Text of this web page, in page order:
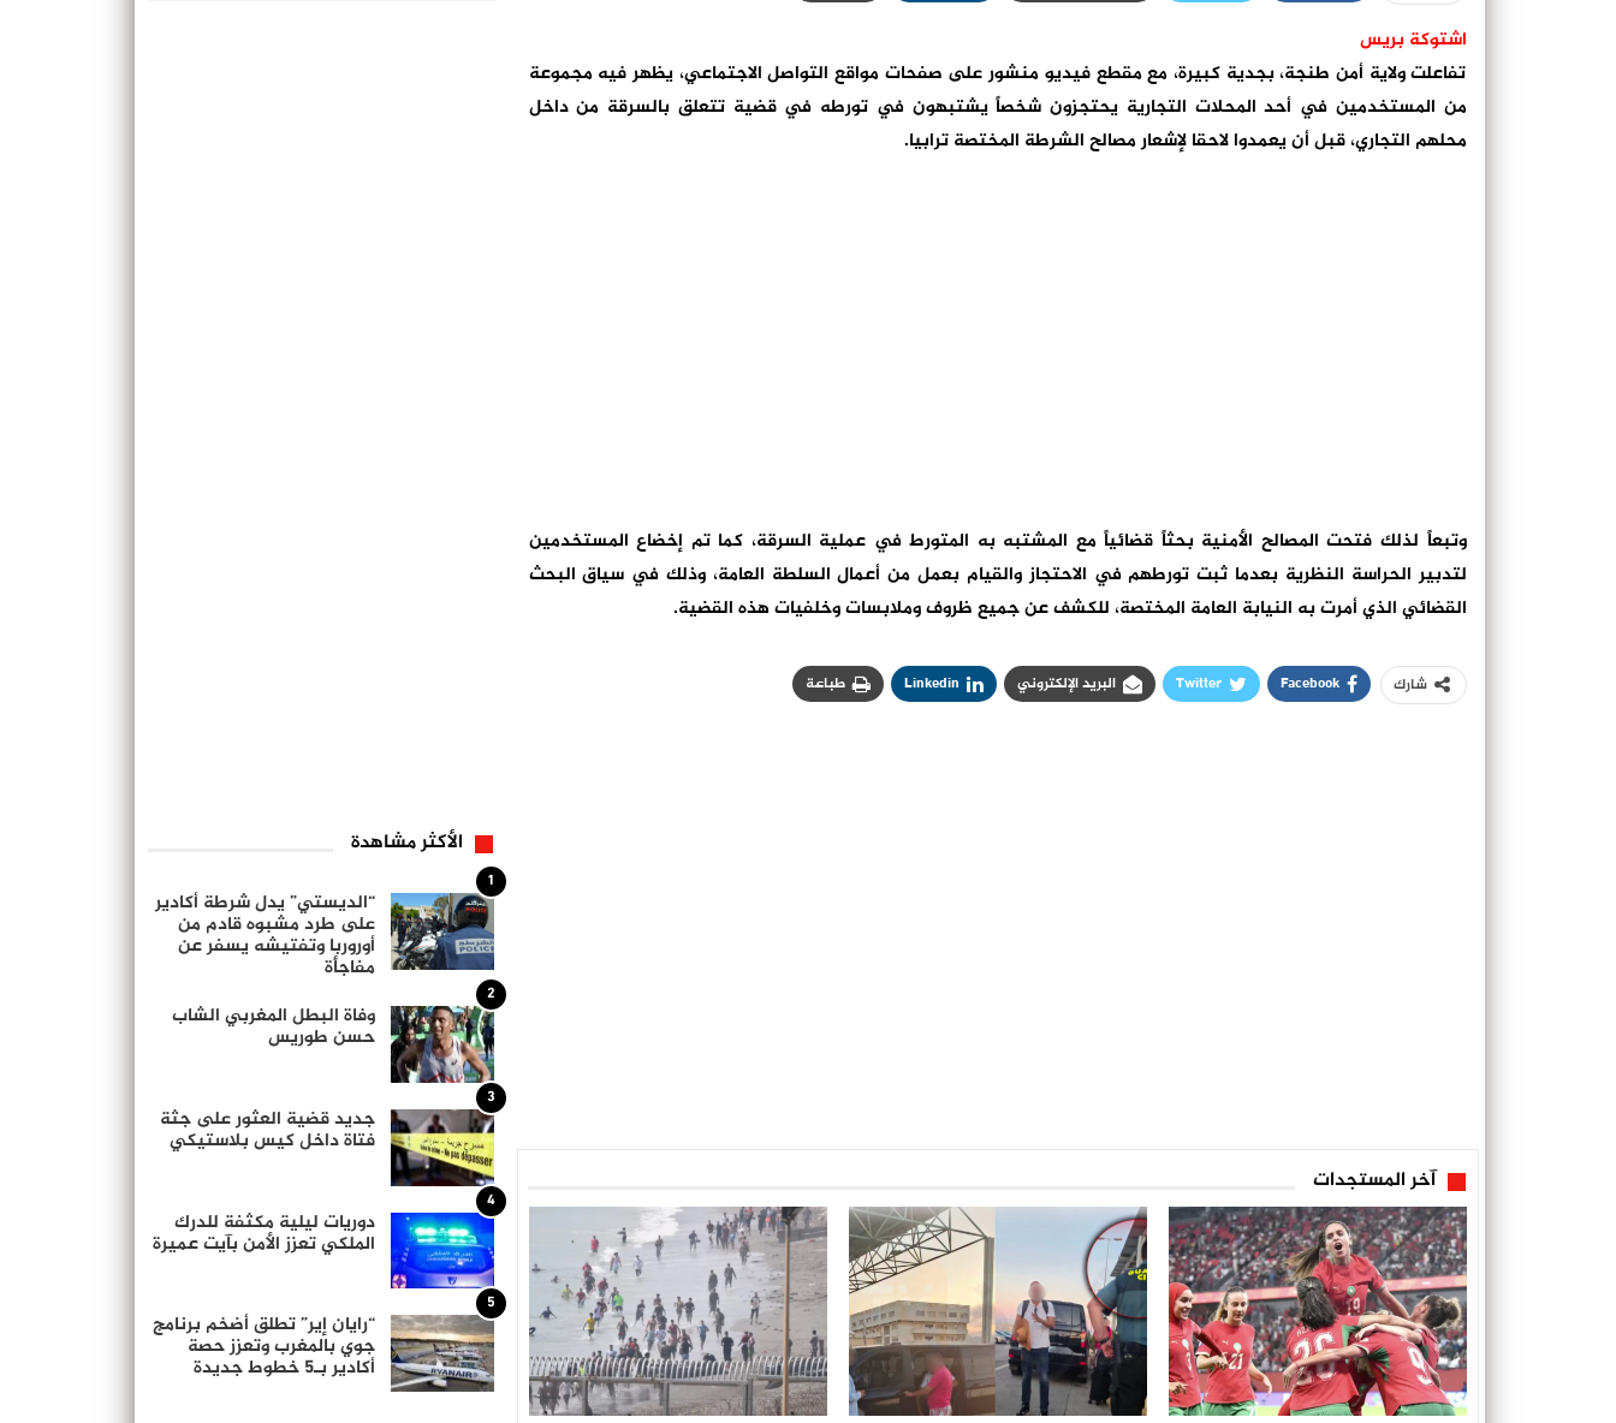
اشتوكة بريس
تفاعلت ولاية أمن طنجة، بجدية كبيرة، مع مقطع فيديو منشور على صفحات مواقع التواصل الاجتماعي، يظهر فيه مجموعة
من المستخدمين في أحد المحلات التجارية يحتجزون شخصاً يشتبهون في تورطه في قضية تتعلق بالسرقة من داخل
محلهم التجاري، قبل أن يعمدوا لاحقا لإشعار مصالح الشرطة المختصة ترابيا.
وتبعاً لذلك فتحت المصالح الأمنية بحثاً قضائياً مع المشتبه به المتورط في عملية السرقة، كما تم إخضاع المستخدمين
لتدبير الحراسة النظرية بعدما ثبت تورطهم في الاحتجاز والقيام بعمل من أعمال السلطة العامة، وذلك في سياق البحث
القضائي الذي أمرت به النيابة العامة المختصة، للكشف عن جميع ظروف وملابسات وخلفيات هذه القضية.
شارك Facebook
Twitter البريد الإلكتروني Linkedin طباعة
آخر المستجدات
الأكثر مشاهدة
1
“الديستي” يدل شرطة أكادير
على طرد مشبوه قادم من
أوروربا وتفتيشه يسفر عن
مفاجأة
2
وفاة البطل المغربي الشاب
حسن طوريس
3
جديد قضية العثور على جثة
فتاة داخل كيس بلاستيكي
4
دوريات ليلية مكثفة للدرك
الملكي تعزز الأمن بآيت عميرة
5
“رايان إير” تطلق أضخم برنامج
جوي بالمغرب وتعزز حصة
أكادير بـ5 خطوط جديدة